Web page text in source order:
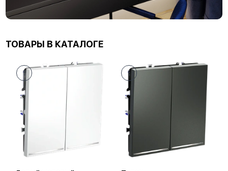
ТОВАРЫ В КАТАЛОГЕ